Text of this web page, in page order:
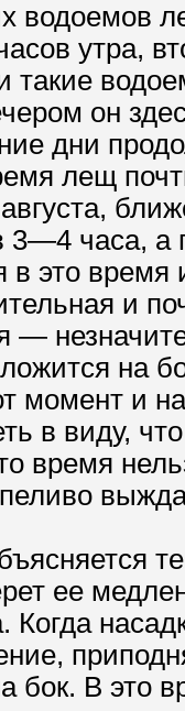
водоемов
утра,
такие
он
дни
лещ
3—4 часа,
в это время
и
—
на
момент и
в виду,
время
ее
Когда
бок. В это